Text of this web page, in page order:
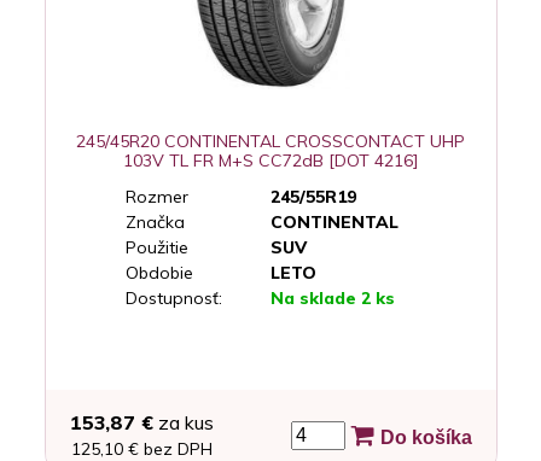
245/45R20 CONTINENTAL CROSSCONTACT UHP
103V TL FR M+S CC72dB [DOT 4216]
Rozmer
245/55R19
Značka
CONTINENTAL
Použitie
SUV
Obdobie
LETO
Dostupnosť:
Na sklade 2 ks
153,87 €za kus
125,10 € bez DPH
Do košíka